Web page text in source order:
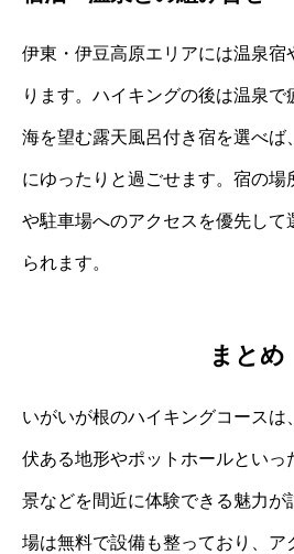
伊東・伊豆高原エリアには温泉宿
ります。ハイキングの後は温泉で
海を望む露天風呂付き宿を選べば
にゆったりと過ごせます。宿の場
や駐車場へのアクセスを優先して
られます。
まとめ
いがいが根のハイキングコースは
伏ある地形やポットホールといっ
景などを間近に体験できる魅力が
場は無料で設備も整っており、ア